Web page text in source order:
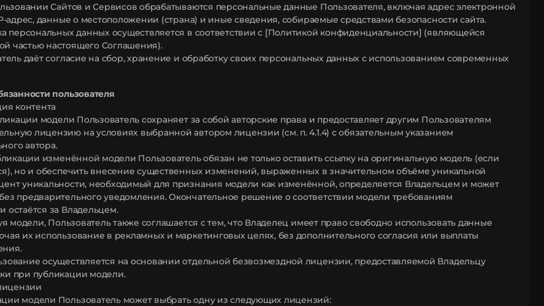
Сайтов и Сервисов обрабатываются персональные данные Пользователя, включая адрес электронной
адрес, данные о местоположении (страна) и иные сведения, собираемые средствами безопасности сайта.
персональных данных осуществляется в соответствии с [Политикой конфиденциальности] (являющейся
частью настоящего Соглашения).
даёт согласие на сбор, хранение и обработку своих персональных данных с использованием современных
пользователя
контента
модели Пользователь сохраняет за собой авторские права и предоставляет другим Пользователям
лицензию на условиях выбранной автором лицензии (см. п. 4.1.4) с обязательным указанием
автора.
изменённой модели Пользователь обязан не только оставить ссылку на оригинальную модель (если
но и обеспечить внесение существенных изменений, выраженных в значительном объёме уникальной
уникальности, необходимый для признания модели как изменённой, определяется Владельцем и может
предварительного уведомления. Окончательное решение о соответствии модели требованиям
остаётся за Владельцем.
модели, Пользователь также соглашается с тем, что Владелец имеет право свободно использовать данные
их использование в рекламных и маркетинговых целях, без дополнительного согласия или выплаты
осуществляется на основании отдельной безвозмездной лицензии, предоставляемой Владельцу
при публикации модели.
модели Пользователь может выбрать одну из следующих лицензий: